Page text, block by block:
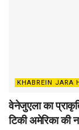
KHABREIN JARA
वेनेजुएला का
टिकी अमेरिका की